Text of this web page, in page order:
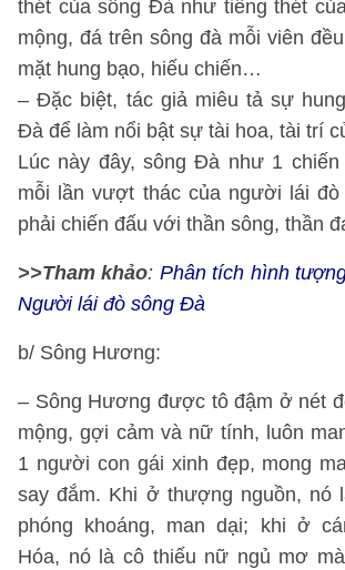
thét của sông Đà như tiếng thét
mộng, đá trên sông đà mỗi viên
mặt hung bạo, hiếu chiến…
– Đặc biệt, tác giả miêu tả sự
Đà để làm nổi bật sự tài hoa, tài trí
Lúc này đây, sông Đà như 1
mỗi lần vượt thác của người lái
phải chiến đấu với thần sông, thần
>>Tham khảo: Phân tích hình
Người lái đò sông Đà
b/ Sông Hương:
– Sông Hương được tô đậm ở nét
mộng, gợi cảm và nữ tính, luôn
1 người con gái xinh đẹp, mong
say đắm. Khi ở thượng nguồn, nó
phóng khoáng, man dại; khi ở
Hóa, nó là cô thiếu nữ ngủ mơ